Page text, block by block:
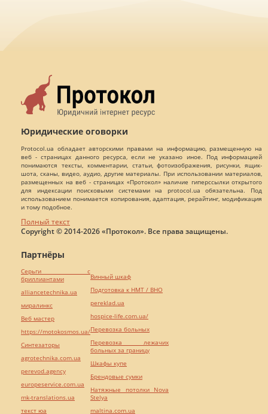
Юридические оговорки
Protocol.ua обладает авторскими правами на информацию, размещенную на
веб - страницах данного ресурса, если не указано иное. Под информацией
понимаются тексты, комментарии, статьи, фотоизображения, рисунки, ящик-
шота, сканы, видео, аудио, другие материалы. При использовании материалов,
размещенных на веб - страницах «Протокол» наличие гиперссылки открытого
для индексации поисковыми системами на protocol.ua обязательна. Под
использованием понимается копирования, адаптация, рерайтинг, модификация
и тому подобное.
Полный текст
Copyright © 2014-2026 «Протокол». Все права защищены.
Партнёры
Серьги с
бриллиантами
alliancetechnika.ua
миралинкс
Веб мастер
https://motokosmos.ua/
Синтезаторы
agrotechnika.com.ua
perevod.agency
europeservice.com.ua
mk-translations.ua
текст юа
Винный шкаф
Подготовка к НМТ / ВНО
pereklad.ua
hospice-life.com.ua/
Перевозка больных
Перевозка лежачих
больных за границу
Шкафы купе
Брендовые сумки
Натяжные потолки Nova
Stelya
maltina.com.ua